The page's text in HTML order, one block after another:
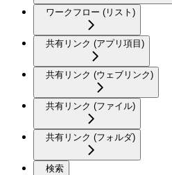
ワークフロー (リスト)
共有リンク (アプリ項目)
共有リンク (ウェブリンク)
共有リンク (ファイル)
共有リンク (フォルダ)
検索